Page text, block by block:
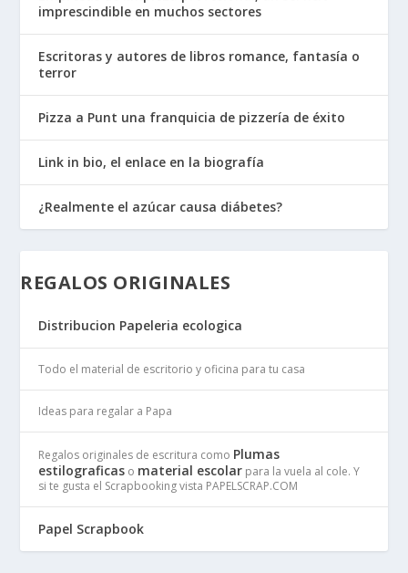
imprescindible en muchos sectores
Escritoras y autores de libros romance, fantasía o
terror
Pizza a Punt una franquicia de pizzería de éxito
Link in bio, el enlace en la biografía
¿Realmente el azúcar causa diábetes?
REGALOS ORIGINALES
Distribucion Papeleria ecologica
Todo el material de escritorio y oficina para tu casa
Ideas para regalar a Papa
Regalos originales de escritura como Plumas
estilograficas o material escolar para la vuela al cole. Y
si te gusta el Scrapbooking vista PAPELSCRAP.COM
Papel Scrapbook